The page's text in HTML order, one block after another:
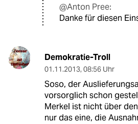
@Anton Pree:
Danke für diesen
Demokratie-Troll
01.11.2013, 08:56 Uhr
Soso, der
vorsorglich schon
Merkel ist nicht über
nur das eine, die